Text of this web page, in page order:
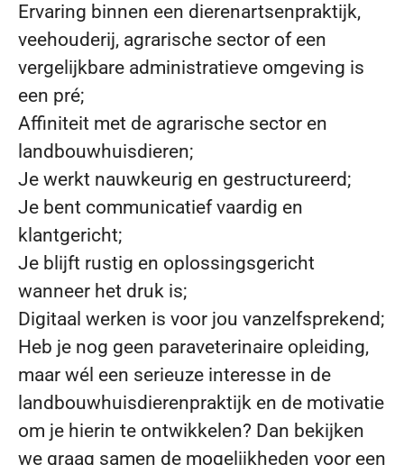
Ervaring binnen een dierenartsenpraktijk,
veehouderij, agrarische sector of een
vergelijkbare administratieve omgeving is
een pré;
Affiniteit met de agrarische sector en
landbouwhuisdieren;
Je werkt nauwkeurig en gestructureerd;
Je bent communicatief vaardig en
klantgericht;
Je blijft rustig en oplossingsgericht
wanneer het druk is;
Digitaal werken is voor jou vanzelfsprekend;
Heb je nog geen paraveterinaire opleiding,
maar wél een serieuze interesse in de
landbouwhuisdierenpraktijk en de motivatie
om je hierin te ontwikkelen? Dan bekijken
we graag samen de mogelijkheden voor een